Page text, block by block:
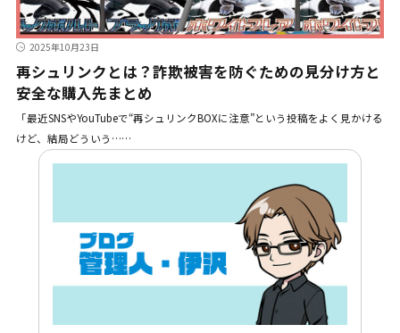
2025年10月23日
再シュリンクとは？詐欺被害を防ぐための見分け方と
安全な購入先まとめ
「最近SNSやYouTubeで“再シュリンクBOXに注意”という投稿をよく見かける
けど、結局どういう……